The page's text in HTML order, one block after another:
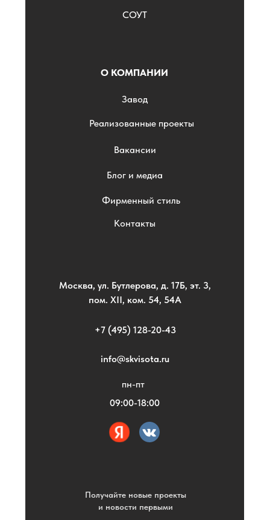
СОУТ
Получайте новые проекты
и новости первыми
О КОМПАНИИ
Завод
Реализованные проекты
Вакансии
Блог и медиа
Фирменный стиль
Контакты
+7 (495) 128-20-43
info@skvisota.ru
Москва, ул. Бутлерова, д. 17Б, эт. 3,
пом. XII, ком. 54, 54А
пн-пт
09:00-18:00